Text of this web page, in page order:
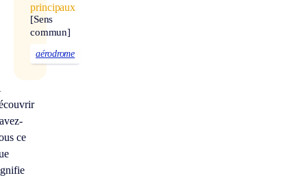
principaux
[Sens
commun]
aérodrome
ce